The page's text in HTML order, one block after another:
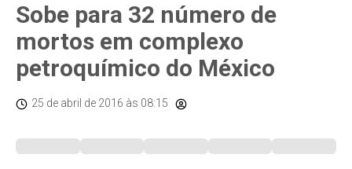
Sobe para 32 número de
mortos em complexo
petroquímico do México
25 de abril de 2016 às 08:15